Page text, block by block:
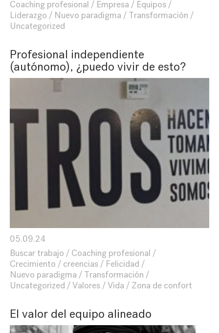
Coaching profesional
Empresa
Equipos
Liderazgo
Nuevo paradigma
Transformación
Uncategorized
Profesional independiente
(autónomo), ¿puedo vivir de esto?
05.09.24
Buscar trabajo
Coaching profesional
Crecimiento
creencias
Felicidad
Nuevo paradigma
Transformación
Uncategorized
Valores Vida Zona de confort
El valor del equipo alineado